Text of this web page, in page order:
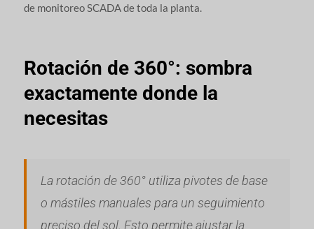
de monitoreo SCADA de toda la planta.
Rotación de 360°: sombra
exactamente donde la
necesitas
La rotación de 360° utiliza pivotes de base
o mástiles manuales para un seguimiento
preciso del sol. Esto permite ajustar la